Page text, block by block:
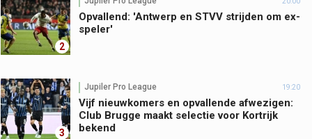
2
Opvallend: 'Antwerp en STVV strijden om ex-
speler'
3
Jupiler Pro League 19:20
Vijf nieuwkomers en opvallende afwezigen:
Club Brugge maakt selectie voor Kortrijk
bekend